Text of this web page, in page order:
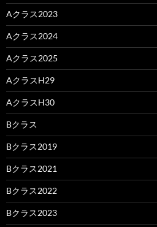
Aクラス2023
Aクラス2024
Aクラス2025
AクラスH29
AクラスH30
Bクラス
Bクラス2019
Bクラス2021
Bクラス2022
Bクラス2023